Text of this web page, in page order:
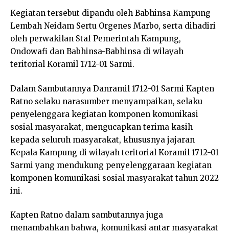
Kegiatan tersebut dipandu oleh Babhinsa Kampung
Lembah Neidam Sertu Orgenes Marbo, serta dihadiri
oleh perwakilan Staf Pemerintah Kampung,
Ondowafi dan Babhinsa-Babhinsa di wilayah
teritorial Koramil 1712-01 Sarmi.
Dalam Sambutannya Danramil 1712-01 Sarmi Kapten
Ratno selaku narasumber menyampaikan, selaku
penyelenggara kegiatan komponen komunikasi
sosial masyarakat, mengucapkan terima kasih
kepada seluruh masyarakat, khususnya jajaran
Kepala Kampung di wilayah teritorial Koramil 1712-01
Sarmi yang mendukung penyelenggaraan kegiatan
komponen komunikasi sosial masyarakat tahun 2022
ini.
Kapten Ratno dalam sambutannya juga
menambahkan bahwa, komunikasi antar masyarakat